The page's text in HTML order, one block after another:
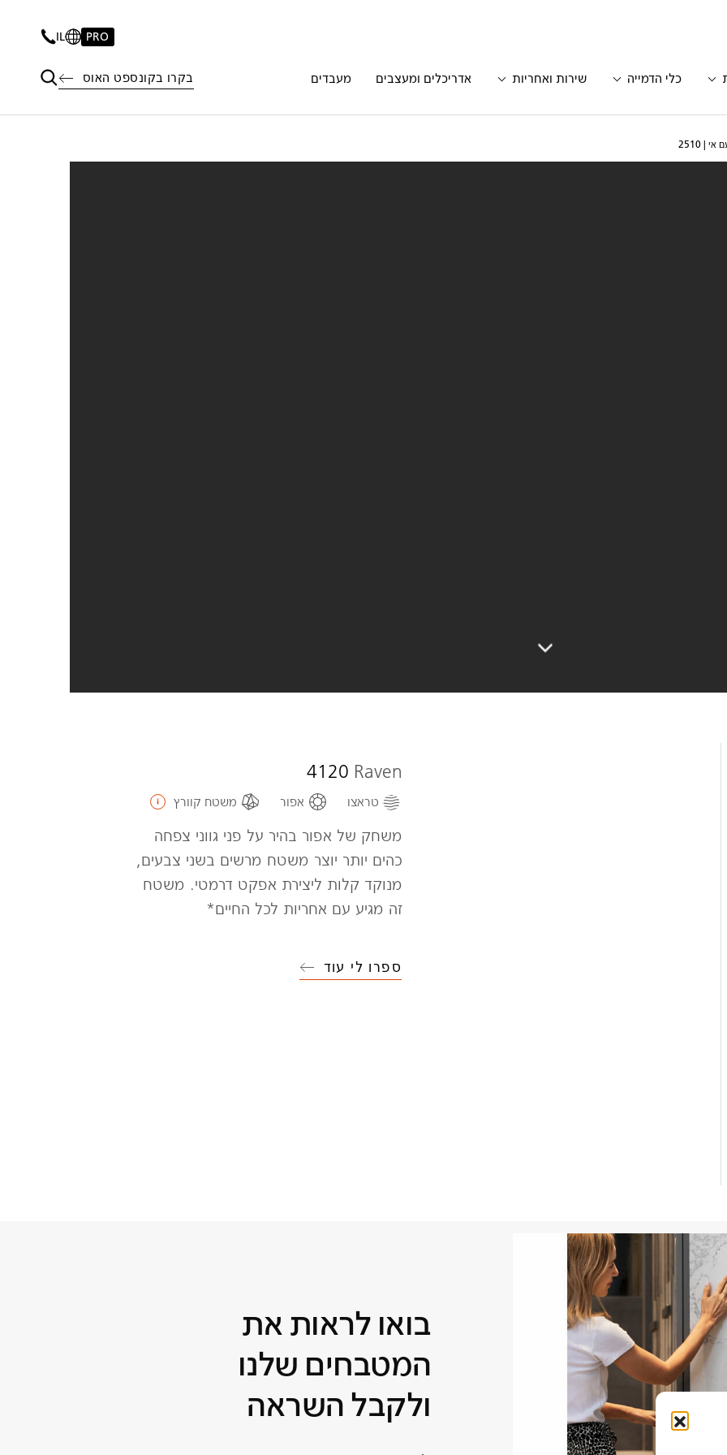
PRO
IL
כלי הדמייה שירות ואחריות אדריכלים ומעצבים מעבדים בקרו בקונספט האוס
4120 Raven
טראצו אפור משטח קוורץ
משחק של אפור בהיר על פני גווני צפחה
כהים יותר יוצר משטח מרשים בשני צבעים,
מנוקד קלות ליצירת אפקט דרמטי. משטח
זה מגיע עם אחריות לכל החיים*
ספרו לי עוד
בואו לראות את
המטבחים שלנו
ולקבל השראה